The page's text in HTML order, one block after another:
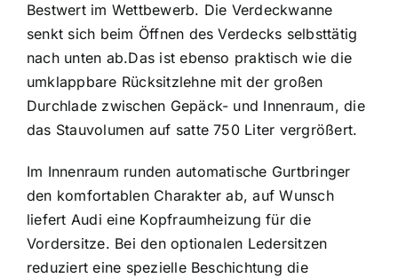
Bestwert im Wettbewerb. Die Verdeckwanne
senkt sich beim Öffnen des Verdecks selbsttätig
nach unten ab.Das ist ebenso praktisch wie die
umklappbare Rücksitzlehne mit der großen
Durchlade zwischen Gepäck- und Innenraum, die
das Stauvolumen auf satte 750 Liter vergrößert.
Im Innenraum runden automatische Gurtbringer
den komfortablen Charakter ab, auf Wunsch
liefert Audi eine Kopfraumheizung für die
Vordersitze. Bei den optionalen Ledersitzen
reduziert eine spezielle Beschichtung die